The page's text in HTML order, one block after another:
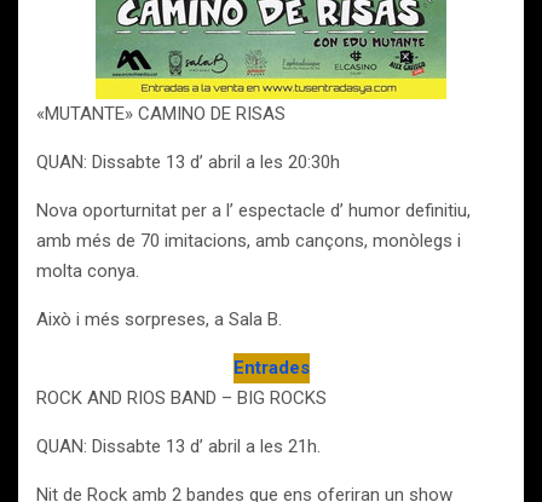
«MUTANTE» CAMINO DE RISAS
QUAN: Dissabte 13 d’ abril a les 20:30h
Nova oporturnitat per a l’ espectacle d’ humor definitiu,
amb més de 70 imitacions, amb cançons, monòlegs i
molta conya.
Això i més sorpreses, a Sala B.
Entrades
ROCK AND RIOS BAND – BIG ROCKS
QUAN: Dissabte 13 d’ abril a les 21h.
Nit de Rock amb 2 bandes que ens oferiran un show